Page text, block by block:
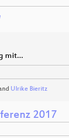
mit…
Ulrike Bieritz
2017